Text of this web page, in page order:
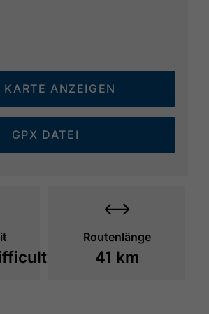
KARTE ANZEIGEN
GPX DATEI
Routenlänge
41 km